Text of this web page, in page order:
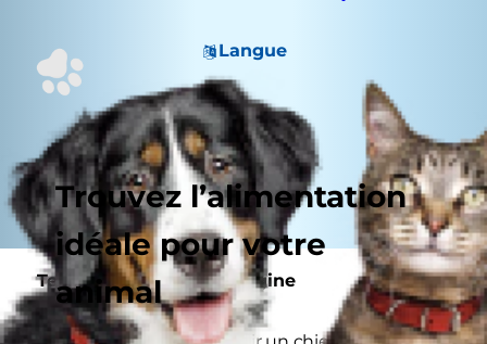
Langue
Trouvez l’alimentation
idéale pour votre
animal
Tenez compte de son origine